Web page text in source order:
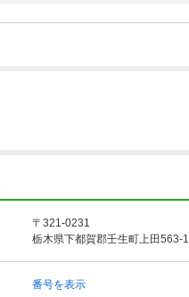
〒321-0231
栃木県下都賀郡壬生町上田563-1
番号を表示